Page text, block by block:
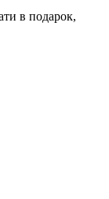
в подарок,